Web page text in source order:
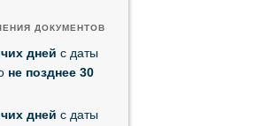
ДОКУМЕНТОВ
дней с даты
не позднее 30
дней с даты